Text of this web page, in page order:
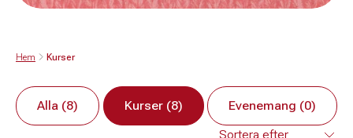
Hem Kurser
Alla (8) Kurser (8) Evenemang (0)